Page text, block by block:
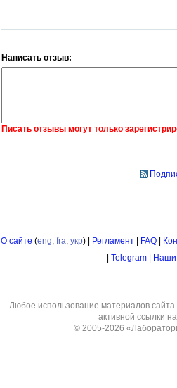
Написать отзыв:
Писать отзывы могут только
О сайте (eng fra укр) | Регламент| FAQ|
| Telegram | Наши
Любое использование материалов сайта
активной ссылки на
© 2005-2026